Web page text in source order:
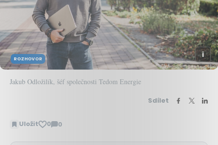
ROZHOVOR
Jakub Odložilík, šéf společnosti Tedom Energie
Sdílet
Uložit 0 0
Zobrazit